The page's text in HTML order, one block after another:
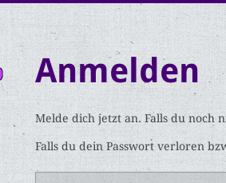
Anmelden
Melde dich jetzt an. Falls du noch
Falls du dein Passwort verloren